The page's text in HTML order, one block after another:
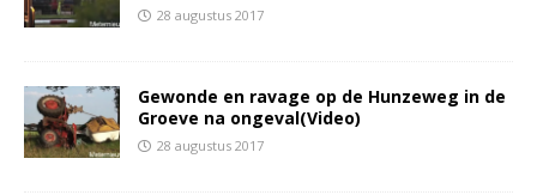
28 augustus 2017
Gewonde en ravage op de Hunzeweg in de
Groeve na ongeval(Video)
28 augustus 2017